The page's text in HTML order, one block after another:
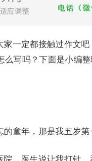
一定都接触过作文吧
写吗？下面是小编
年，那是我五岁第
，医生说让我打针，